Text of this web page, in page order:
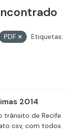
PDF
Etiquetas:
2014
trânsito de Recife.
csv, com todos